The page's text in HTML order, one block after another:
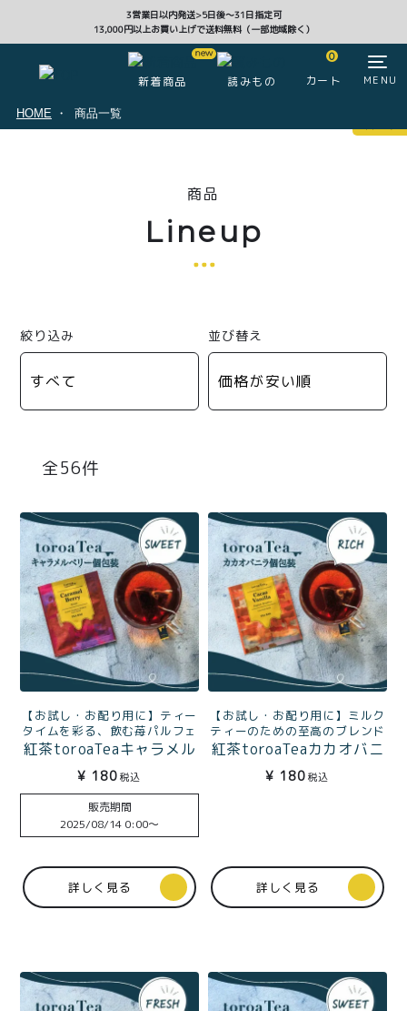
3営業日以内発送>5日後〜31日指定可
13,000円以上お買い上げで送料無料（一部地域除く）
新着商品 読みもの
0
カート MENU
商品一覧
セット
お中元
紅茶toroaTea
焼き菓子
メルマガ会員様限定
toroa夏のアウトレッ
トセール
ョコラ
とろ生シュー
クッキー缶
紅茶toroaTeaギフト
お誕生日セット
手さげ袋
季節限定
価格別
¥2,000〜¥3,999
¥6,000〜
〜¥1,999
¥4,000〜¥5,999
読みもの
商品
HOME 商品一覧
商品
Lineup
絞り込み 並び替え
56
【お試し・お配り用に】ティー
タイムを彩る、飲む苺パルフェ
紅茶toroaTeaキャラメル
ベリー（アッサム）個包
装1杯分
¥ 180税込
販売期間
2025/08/14 0:00〜
詳しく見る
【お試し・お配り用に】ミルク
ティーのための至高のブレンド
紅茶toroaTeaカカオバニ
ラ（イングリッシュ・ブ
レックファースト）個包
¥ 180税込
詳しく見る